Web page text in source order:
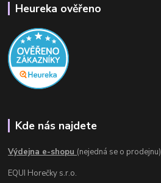
Heureka ověřeno
Kde nás najdete
Výdejna e-shopu (nejedná se o prodejnu)
EQUI Horečky s.r.o.